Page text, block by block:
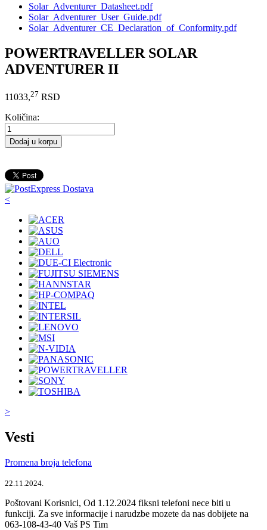
Solar_Adventurer_Datasheet.pdf
Solar_Adventurer_User_Guide.pdf
Solar_Adventurer_CE_Declaration_of_Conformity.pdf
POWERTRAVELLER SOLAR
ADVENTURER II
11033,27 RSD
Količina:
Dodaj u korpu
<
>
Vesti
Promena broja telefona
22.11.2024.
Poštovani Korisnici, Od 1.12.2024 fiksni telefoni nece biti u
funkciji. Za sve informacije i narudzbe mozete da nas dobijete na
063-108-43-40 Vaš PS Tim